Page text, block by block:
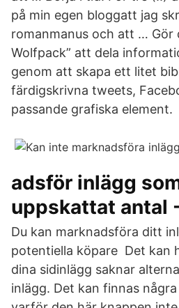
på min egen bloggatt jag
romanmanus och att … Gör
Wolfpack” att dela
genom att skapa ett litet
färdigskrivna tweets,
passande grafiska element.
adsför inlägg
uppskattat antal
Du kan marknadsföra ditt
potentiella köpare Det kan
dina sidinlägg saknar
inlägg. Det kan finnas